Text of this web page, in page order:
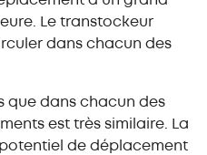
Le transtockeur
dans chacun des
que dans chacun des
est très similaire. La
de déplacement